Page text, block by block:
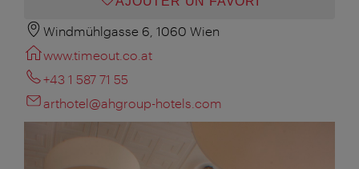
Windmühlgasse 6, 1060 Wien
www.timeout.co.at
+43 1 587 71 55
arthotel@ahgroup-hotels.com